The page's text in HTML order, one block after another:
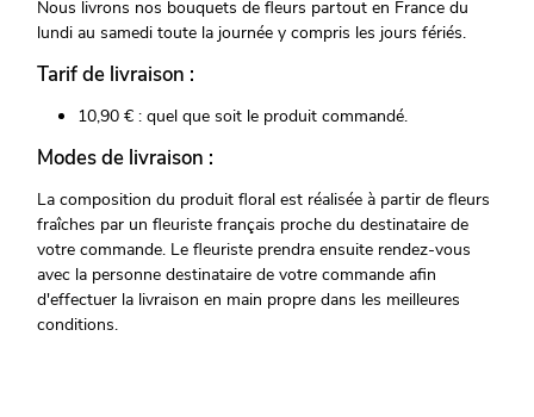
Nous livrons nos bouquets de fleurs partout en France du
lundi au samedi toute la journée y compris les jours fériés.
Tarif de livraison :
10,90 € : quel que soit le produit commandé.
Modes de livraison :
La composition du produit floral est réalisée à partir de fleurs
fraîches par un fleuriste français proche du destinataire de
votre commande. Le fleuriste prendra ensuite rendez-vous
avec la personne destinataire de votre commande afin
d'effectuer la livraison en main propre dans les meilleures
conditions.